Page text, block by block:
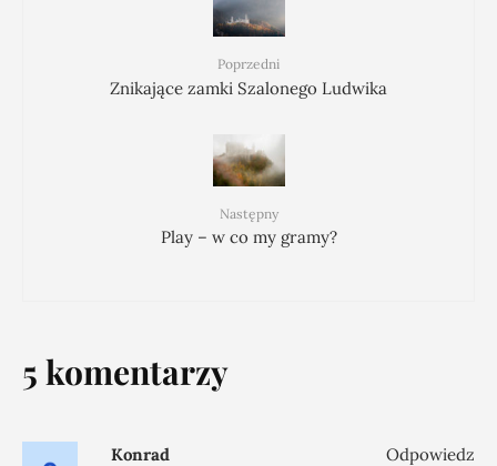
Poprzedni
Znikające zamki Szalonego Ludwika
Następny
Play – w co my gramy?
5 komentarzy
Konrad Odpowiedz